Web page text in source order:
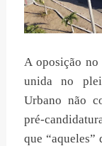
A oposição
unida no
Urbano não
pré-
que “aqueles”